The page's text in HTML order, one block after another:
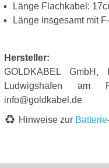
Länge Flachkabel:
Länge insgesamt mit
Hersteller:
GOLDKABEL GmbH,
Ludwigshafen am
info@goldkabel.de
Hinweise zur Batterie